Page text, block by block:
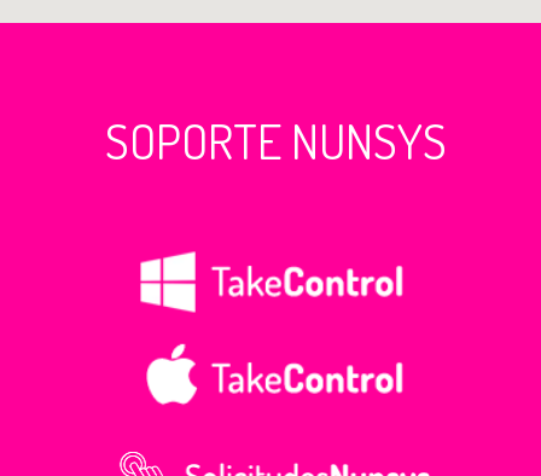
SOPORTE NUNSYS